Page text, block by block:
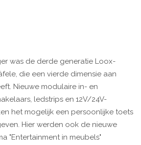
was de derde generatie Loox-
die een vierde dimensie aan
Nieuwe modulaire in- en
ledstrips en 12V/24V-
het mogelijk een persoonlijke toets
Hier werden ook de nieuwe
"Entertainment in meubels"